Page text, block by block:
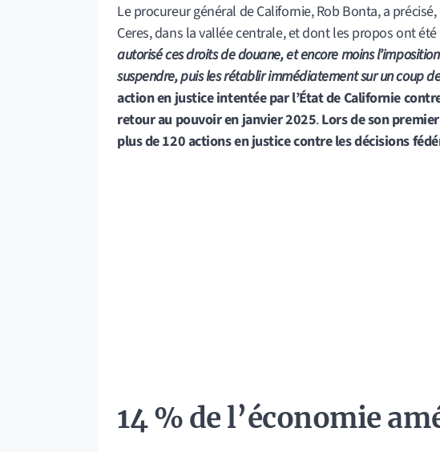
Le procureur général de Californie, Rob Bonta, a
Ceres, dans la vallée centrale, et dont les propos ont
autorisé ces droits de douane, et encore moins
suspendre, puis les rétablir immédiatement sur un coup
action en justice intentée par l’État de Californie
retour au pouvoir en janvier 2025.Lors de son
plus de 120 actions en justice contre les décisions
14 % de l’économie